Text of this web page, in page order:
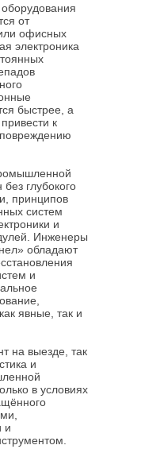
от
офисных
электроника
быстрее, а
к
глубокого
принципов
систем
и
Инженеры
обладают
и
явные, так и
на выезде, так
и
в условиях
и